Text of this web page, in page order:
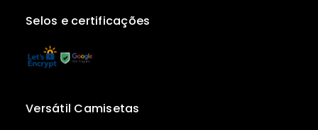
Selos e certificações
Versátil Camisetas